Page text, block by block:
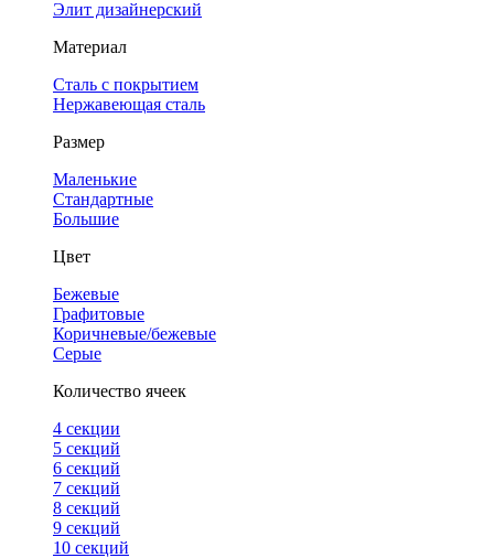
Элит дизайнерский
Материал
Сталь с покрытием
Нержавеющая сталь
Размер
Маленькие
Стандартные
Большие
Цвет
Бежевые
Графитовые
Коричневые/бежевые
Серые
Количество ячеек
4 cекции
5 секций
6 секций
7 секций
8 секций
9 секций
10 секций